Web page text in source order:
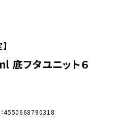
底フタユニット６
4550668790318